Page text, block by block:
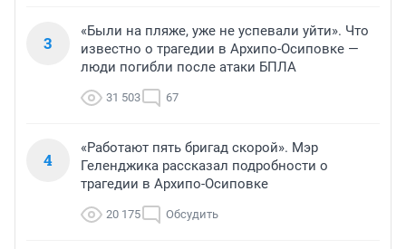
3
«Были на пляже, уже не успевали уйти». Что
известно о трагедии в Архипо-Осиповке —
люди погибли после атаки БПЛА
31 503 67
4
«Работают пять бригад скорой». Мэр
Геленджика рассказал подробности о
трагедии в Архипо-Осиповке
20 175 Обсудить